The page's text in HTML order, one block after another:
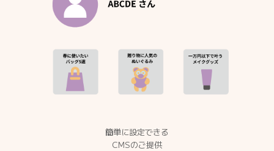
簡単に設定できる
CMSのご提供